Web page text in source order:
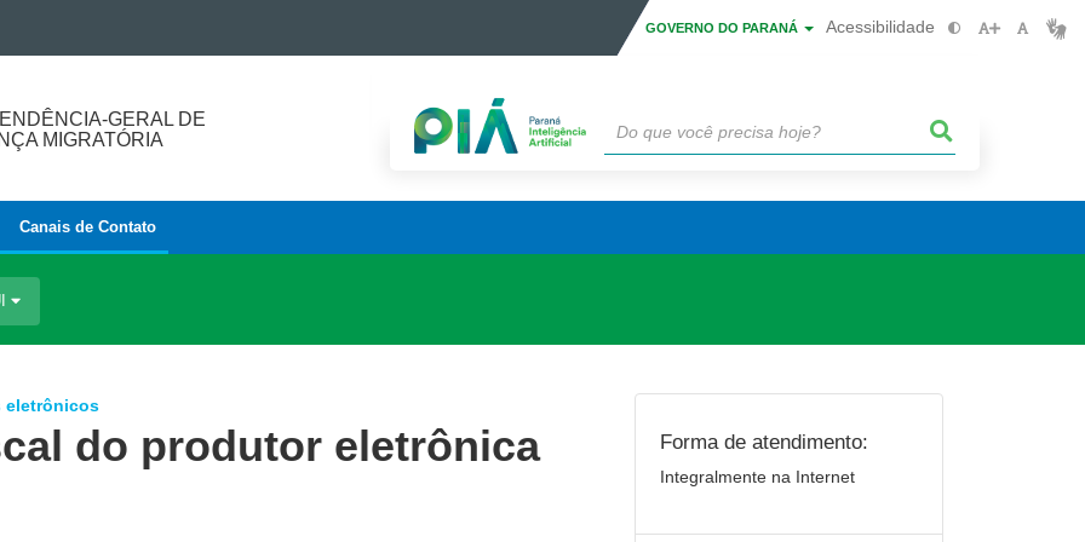
GOVERNO DO PARANÁ Acessibilidade
GERAL DE
MIGRATÓRIA
Canais de Contato
eletrônicos
do produtor eletrônica
Forma de atendimento:
Integralmente na Internet